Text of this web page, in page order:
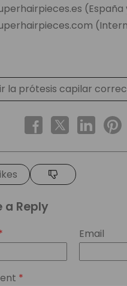
(España
la prótesis capilar
a Reply
Email
*